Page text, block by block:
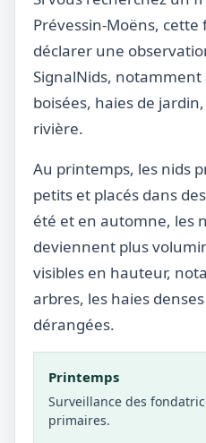
Prévessin-Moëns,
déclarer une
SignalNids,
boisées, haies de
rivière.
Au printemps, les nids
petits et placés dans
été et en automne, les
deviennent plus
visibles en hauteur,
arbres, les haies
dérangées.
Printemps
Surveillance des
primaires.